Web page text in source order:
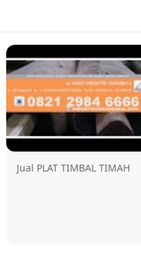
Jual PLAT TIMBAL TIMAH